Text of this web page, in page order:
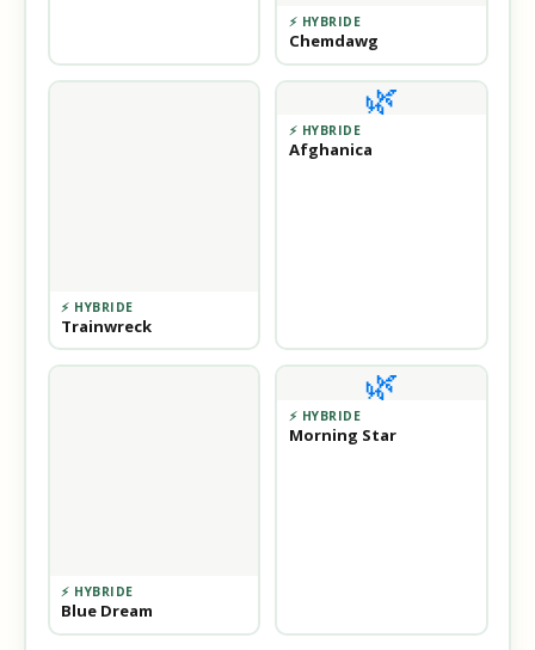
⚡ HYBRIDE
Chemdawg
⚡ HYBRIDE
Trainwreck
🌿
⚡ HYBRIDE
Afghanica
⚡ HYBRIDE
Blue Dream
🌿
⚡ HYBRIDE
Morning Star